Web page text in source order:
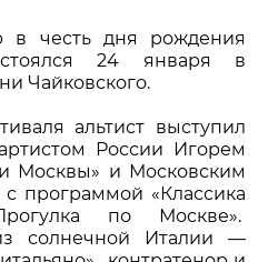
в честь дня рождения
24 января в
Чайковского.
альтист выступил
России Игорем
Москвы» и Московским
программой «Классика
по Москве».
солнечной Италии —